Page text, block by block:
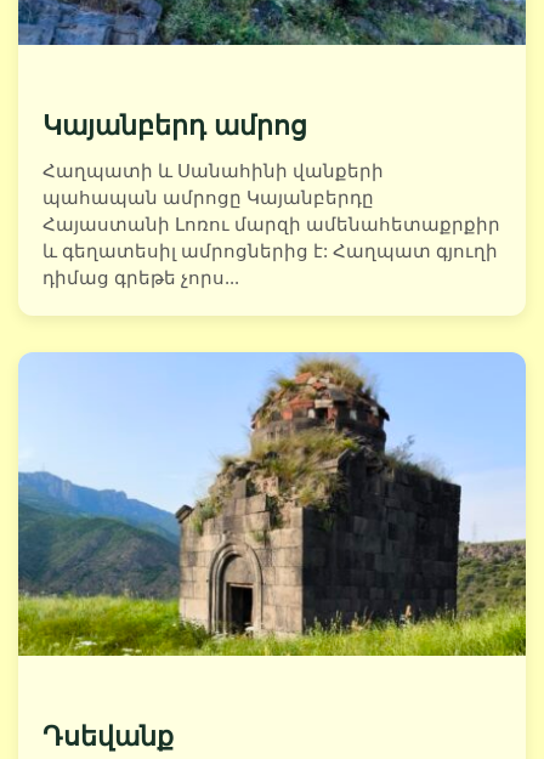
Կայանբերդ ամրոց
Հաղպատի և Սանահինի վանքերի
պահապան ամրոցը Կայանբերդը
Հայաստանի Լոռու մարզի ամենահետաքրքիր
և գեղատեսիլ ամրոցներից է: Հաղպատ գյուղի
դիմաց գրեթե չորս...
Դսեվանք